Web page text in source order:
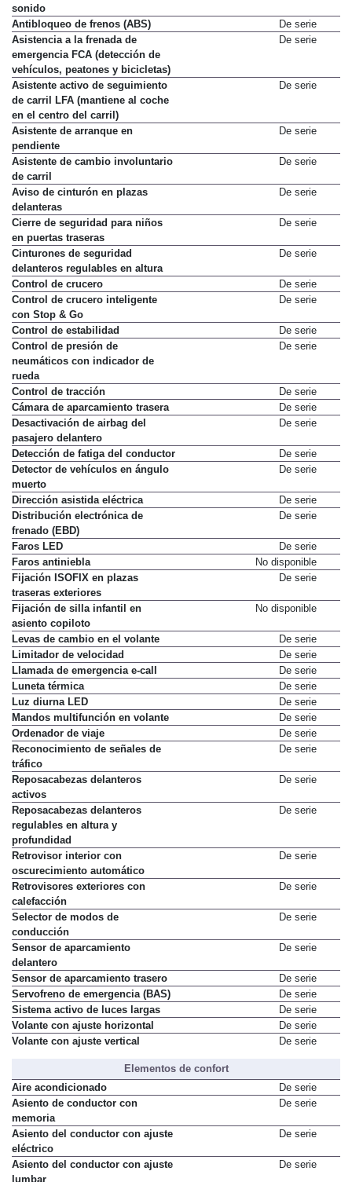
sonido
Antibloqueo de frenos (ABS)
De serie
Asistencia a la frenada de
emergencia FCA (detección de
vehículos, peatones y bicicletas)
De serie
Asistente activo de seguimiento
de carril LFA (mantiene al coche
en el centro del carril)
De serie
Asistente de arranque en
pendiente
De serie
Asistente de cambio involuntario
de carril
De serie
Aviso de cinturón en plazas
delanteras
De serie
Cierre de seguridad para niños
en puertas traseras
De serie
Cinturones de seguridad
delanteros regulables en altura
De serie
Control de crucero
De serie
Control de crucero inteligente
con Stop & Go
De serie
Control de estabilidad
De serie
Control de presión de
neumáticos con indicador de
rueda
De serie
Control de tracción
De serie
Cámara de aparcamiento trasera
De serie
Desactivación de airbag del
pasajero delantero
De serie
Detección de fatiga del conductor
De serie
Detector de vehículos en ángulo
muerto
De serie
Dirección asistida eléctrica
De serie
Distribución electrónica de
frenado (EBD)
De serie
Faros LED
De serie
Faros antiniebla
No disponible
Fijación ISOFIX en plazas
traseras exteriores
De serie
Fijación de silla infantil en
asiento copiloto
No disponible
Levas de cambio en el volante
De serie
Limitador de velocidad
De serie
Llamada de emergencia e-call
De serie
Luneta térmica
De serie
Luz diurna LED
De serie
Mandos multifunción en volante
De serie
Ordenador de viaje
De serie
Reconocimiento de señales de
tráfico
De serie
Reposacabezas delanteros
activos
De serie
Reposacabezas delanteros
regulables en altura y
profundidad
De serie
Retrovisor interior con
oscurecimiento automático
De serie
Retrovisores exteriores con
calefacción
De serie
Selector de modos de
conducción
De serie
Sensor de aparcamiento
delantero
De serie
Sensor de aparcamiento trasero
De serie
Servofreno de emergencia (BAS)
De serie
Sistema activo de luces largas
De serie
Volante con ajuste horizontal
De serie
Volante con ajuste vertical
De serie
Elementos de confort
Aire acondicionado
De serie
Asiento de conductor con
memoria
De serie
Asiento del conductor con ajuste
eléctrico
De serie
Asiento del conductor con ajuste
lumbar
De serie